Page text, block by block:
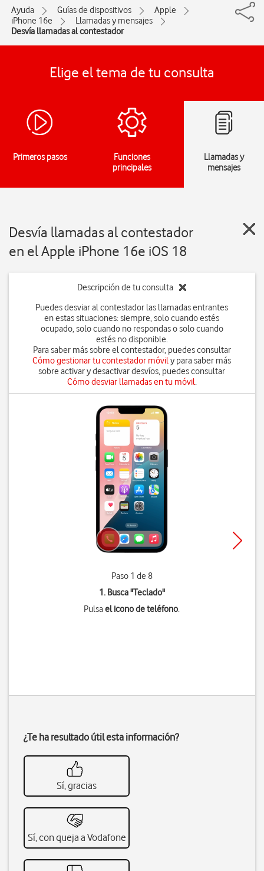
Ayuda Guías de dispositivos
Apple
iPhone 16e
Llamadas y mensajes
Desvía llamadas al contestador
Elige el tema de tu consulta
Primeros pasos
Funciones
principales
Llamadas y
mensajes
Desvía llamadas al contestador
en el Apple iPhone 16e iOS 18
Descripción de tu consulta
Puedes desviar al contestador las llamadas entrantes
en estas situaciones: siempre, solo cuando estés
ocupado, solo cuando no respondas o solo cuando
estés no disponible.
Para saber más sobre el contestador, puedes consultar
Cómo gestionar tu contestador móvily para saber más
sobre activar y desactivar desvíos, puedes consultar
Cómo desviar llamadas en tu móvil.
Paso 1 de 8
1. Busca "Teclado"
Pulsael icono de teléfono.
¿Te ha resultado útil esta información?
Sí, gracias
Sí, con queja a Vodafone